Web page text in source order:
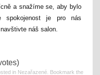
a snažíme se, aby bylo
spokojenost je pro nás
náš salon.
in Nezařazené. Bookmark the